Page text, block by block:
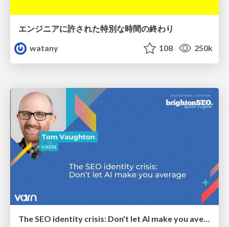
エンジニアに許された特別な時間の終わり
watany
108 250k
The SEO identity crisis: Don't let AI make you average